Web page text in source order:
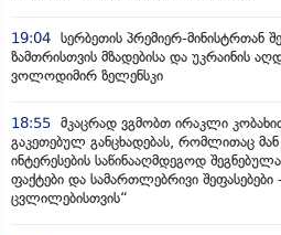
19:04 სერბეთის პრემიერ-მინისტრთან
ზამთრისთვის მზადებისა და უკრაინის
ვოლოდიმირ ზელენსკი
18:55 მკაცრად ვგმობთ ირაკლი
გაკეთებულ განცხადებას, რომლითაც
ინტერესების საწინააღმდეგოდ
ფაქტები და სამართლებრივი
ცვლილებისთვის“